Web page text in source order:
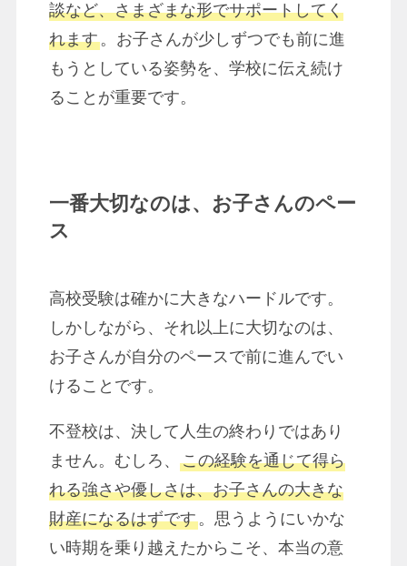
談など、さまざまな形でサポートしてく
れます。お子さんが少しずつでも前に進
もうとしている姿勢を、学校に伝え続け
ることが重要です。
一番大切なのは、お子さんのペー
ス
高校受験は確かに大きなハードルです。
しかしながら、それ以上に大切なのは、
お子さんが自分のペースで前に進んでい
けることです。
不登校は、決して人生の終わりではあり
ません。むしろ、 この経験を通じて得ら
れる強さや優しさは、お子さんの大きな
財産になるはずです。思うようにいかな
い時期を乗り越えたからこそ、本当の意